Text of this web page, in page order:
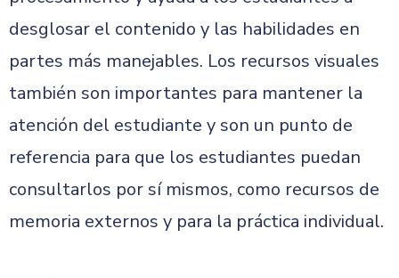
desglosar el contenido y las habilidades en
partes más manejables. Los recursos visuales
también son importantes para mantener la
atención del estudiante y son un punto de
referencia para que los estudiantes puedan
consultarlos por sí mismos, como recursos de
memoria externos y para la práctica individual.